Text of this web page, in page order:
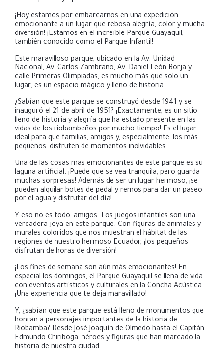
¡Hoy estamos por embarcarnos en una expedición
emocionante a un lugar que rebosa alegría, color y mucha
diversión! ¡Estamos en el increíble Parque Guayaquil,
también conocido como el Parque Infantil!
Este maravilloso parque, ubicado en la Av. Unidad
Nacional, Av. Carlos Zambrano, Av. Daniel León Borja y
calle Primeras Olimpiadas, es mucho más que solo un
lugar; es un espacio mágico y lleno de historia.
¿Sabían que este parque se construyó desde 1941 y se
inauguró el 21 de abril de 1951? ¡Exactamente, es un sitio
lleno de historia y alegría que ha estado presente en las
vidas de los riobambeños por mucho tiempo! Es el lugar
ideal para que familias, amigos y, especialmente, los más
pequeños, disfruten de momentos inolvidables.
Una de las cosas más emocionantes de este parque es su
laguna artificial. ¡Puede que se vea tranquila, pero guarda
muchas sorpresas! Además de ser un lugar hermoso, ¡se
pueden alquilar botes de pedal y remos para dar un paseo
por el agua y disfrutar del día!
Y eso no es todo, amigos. Los juegos infantiles son una
verdadera joya en este parque. Con figuras de animales y
murales coloridos que nos muestran el hábitat de las
regiones de nuestro hermoso Ecuador, ¡los pequeños
disfrutan de horas de diversión!
¡Los fines de semana son aún más emocionantes! En
especial los domingos, el Parque Guayaquil se llena de vida
con eventos artísticos y culturales en la Concha Acústica.
¡Una experiencia que te deja maravillado!
Y, ¿sabían que este parque está lleno de monumentos que
honran a personajes importantes de la historia de
Riobamba? Desde José Joaquín de Olmedo hasta el Capitán
Edmundo Chiriboga, héroes y figuras que han marcado la
historia de nuestra ciudad.